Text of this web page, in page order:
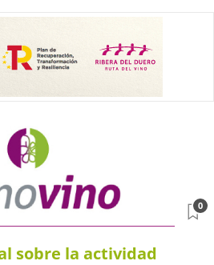
sobre la actividad
0